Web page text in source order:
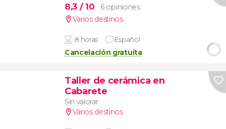
8,3 / 10
6 opiniones
Varios destinos
8 horas Español
Cancelación gratuita
Taller de cerámica en
Cabarete
Sin valorar
Varios destinos